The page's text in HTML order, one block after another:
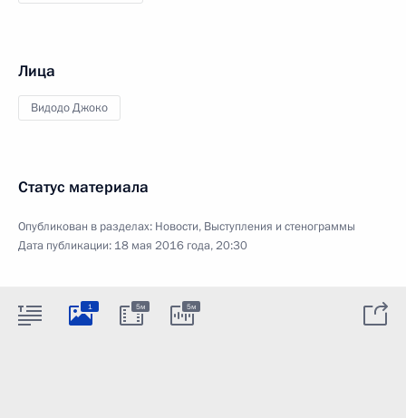
Лица
Видодо Джоко
Статус материала
Опубликован в разделах: Новости, Выступления и стенограммы
Дата публикации: 18 мая 2016 года, 20:30
1 5м 5м